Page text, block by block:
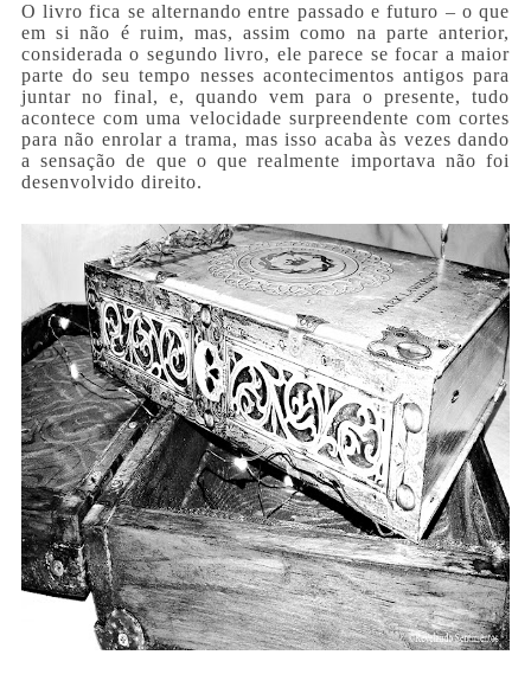
O livro fica se alternando entre passado e futuro – o que
em si não é ruim, mas, assim como na parte anterior,
considerada o segundo livro, ele parece se focar a maior
parte do seu tempo nesses acontecimentos antigos para
juntar no final, e, quando vem para o presente, tudo
acontece com uma velocidade surpreendente com cortes
para não enrolar a trama, mas isso acaba às vezes dando
a sensação de que o que realmente importava não foi
desenvolvido direito.